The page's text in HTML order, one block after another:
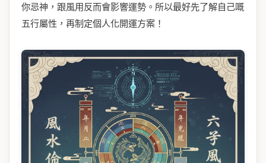
你忌神，跟風用反而會影響運勢。所以最好先了解自己嘅
五行屬性，再制定個人化開運方案！